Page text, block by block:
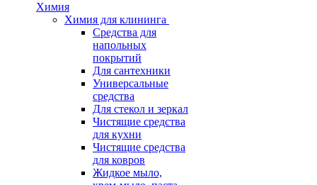
Химия
Химия для клининга
Средства для
напольных
покрытий
Для сантехники
Универсальные
средства
Для стекол и зеркал
Чистящие средства
для кухни
Чистящие средства
для ковров
Жидкое мыло,